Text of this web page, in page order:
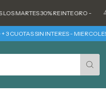
30% REINTEGRO - ⚠️ CUENTA
SIN INTERES - MIERCOLES 12 DE